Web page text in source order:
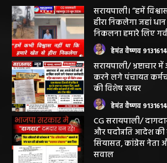
सरायपाली। “हमें
हीरा निकलेगा जहां
निकलना हमारे लिए
हेमंत वैष्णव
सरायपाली/
करने लगे पंचायत
की विशेष खबर
हेमंत वैष्णव
CG सरायपाली/
और पदोन्नति आदेश की
सियासत, कांग्रेस नेता
सवाल